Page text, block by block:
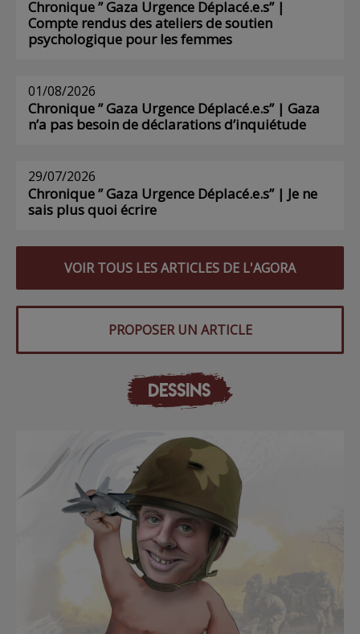
Chronique ” Gaza Urgence Déplacé.e.s” |
Compte rendus des ateliers de soutien
psychologique pour les femmes
01/08/2026
Chronique ” Gaza Urgence Déplacé.e.s” | Gaza
n’a pas besoin de déclarations d’inquiétude
29/07/2026
Chronique ” Gaza Urgence Déplacé.e.s” | Je ne
sais plus quoi écrire
VOIR TOUS LES ARTICLES DE L'AGORA
PROPOSER UN ARTICLE
DESSINS